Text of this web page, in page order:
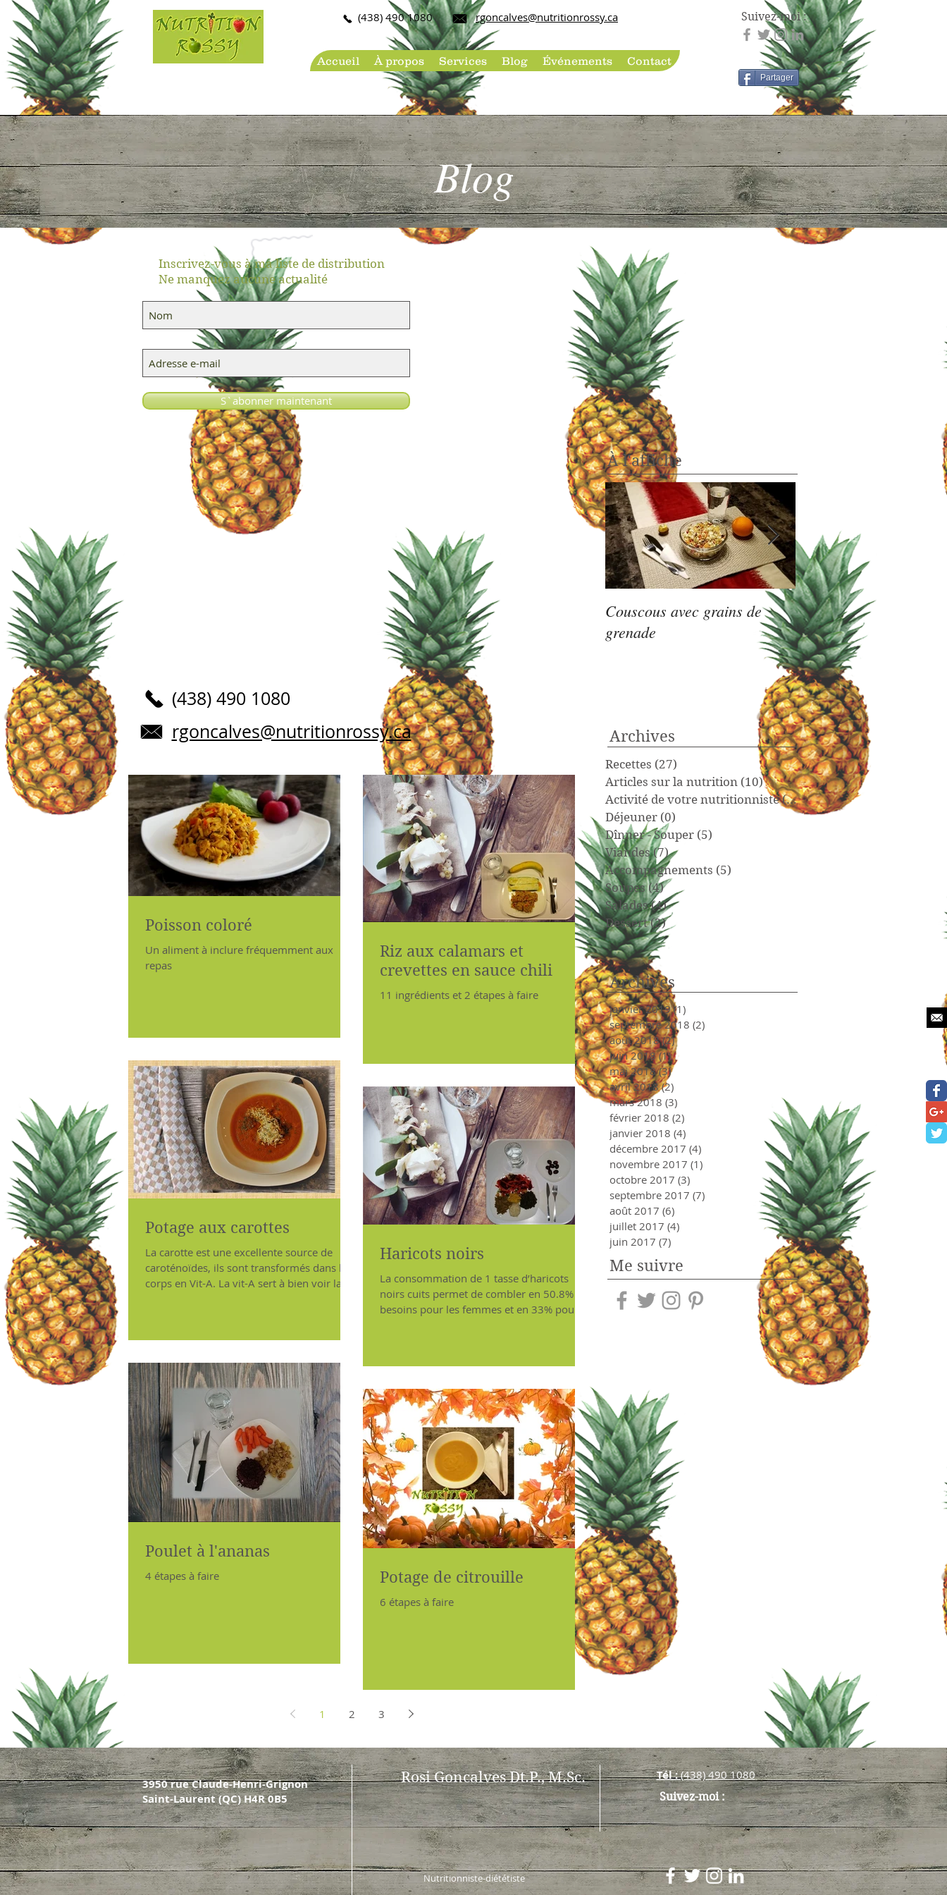
(438) 490 108​0 rgoncalves@nutritionrossy.ca
Accueil À propos Services Blog Événements Contact
Suivez-moi :
Partager
Archives
janvier 2019 (1)
septembre 2018 (2)
août 2018 (2)2 posts
juin 2018 (1)1 post
mai 2018 (3)3 posts
avril 2018 (2)
mars 2018 (3)
février 2018 (2)
janvier 2018 (4)
décembre 2017 (4)
novembre 2017 (1)
octobre 2017 (3)
septembre 2017 (7)
août 2017 (6)
juillet 2017 (4)
juin 2017 (7)
Me suivre
Archives
Recettes (27)
Articles sur la nutrition (10)10 posts
Activité de votre nutritionniste (15)
15 posts
Déjeuner (0)
Dînner - Souper (5)
Viandes (7)7 posts
Accompagnements (5)
Soupes (4)4 posts
Salades (4)4 posts
Dessert (2)2 posts
À l'affiche
Couscous avec grains de
grenade
Vélo au Petit Train du
(Nominingue à Mont-
aller- retour) 110 Km
Poisson coloré
Un aliment à inclure fréquemment aux
repas
Riz aux calamars et
crevettes en sauce chili
11 ingrédients et 2 étapes à faire
Potage aux carottes
La carotte est une excellente source de
caroténoïdes, ils sont transformés dans le
corps en Vit-A. La vit-A sert à bien voir la
Haricots noirs
La consommation de 1 tasse d’haricots
noirs cuits permet de combler en 50.8% les
besoins pour les femmes et en 33% pour
Poulet à l'ananas
4 étapes à faire Potage de citrouille
6 étapes à faire
1 2 3
Blog
Inscrivez-vous à ma liste de distribution
Ne manquez aucune actualité
S`abonner maintenant
(438) 490 108​0
rgoncalves@nutritionrossy.ca
3950 rue Claude-Henri-Grignon
Saint-Laurent (QC) H4R 0B5
Rosi GoncalvesDt.P.,M.Sc. Tél :(438) 490 108​0
Suivez-moi :
Nutritionniste-diététiste